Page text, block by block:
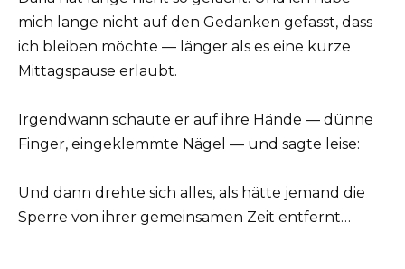
mich lange nicht auf den Gedanken gefasst, dass
ich bleiben möchte — länger als es eine kurze
Mittagspause erlaubt.
Irgendwann schaute er auf ihre Hände — dünne
Finger, eingeklemmte Nägel — und sagte leise:
Und dann drehte sich alles, als hätte jemand die
Sperre von ihrer gemeinsamen Zeit entfernt…